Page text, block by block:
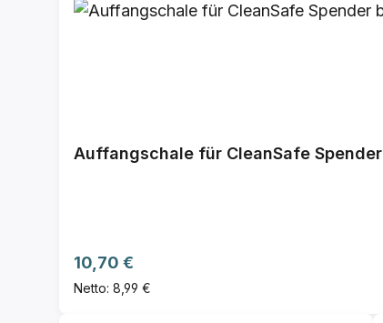
Auffangschale für CleanSafe
Regulärer Preis:
10,70 €
Netto: 8,99 €